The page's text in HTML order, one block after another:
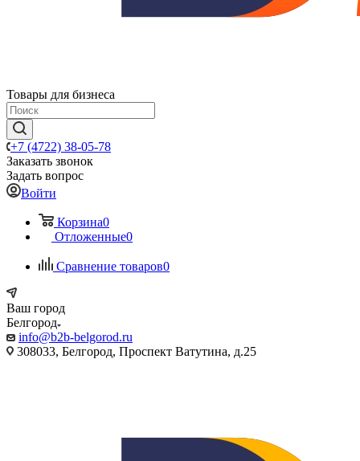
Товары для бизнеса
+7 (4722) 38-05-78
Заказать звонок
Задать вопрос
Войти
Корзина0
Отложенные0
Сравнение товаров0
Ваш город
Белгород
info@b2b-belgorod.ru
308033, Белгород, Проспект Ватутина, д.25